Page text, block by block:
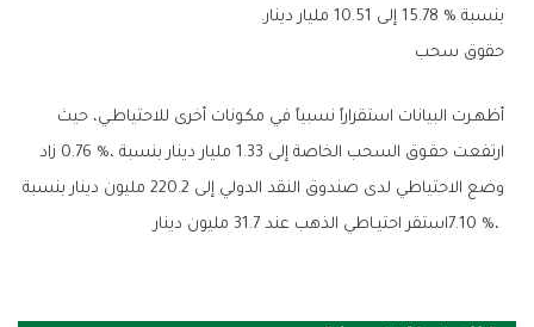
‬بنسبة‭ ‬15‭.‬78‭ % ‬إلى‭ ‬10‭.‬51‭ ‬مليار‭ ‬دينار‭.‬
حقوق‭ ‬سحب‭ ‬
‬7‭.‬10‭ %‬،‭ ‬استقر‭ ‬احتيـاطي‭ ‬الذهب‭ ‬عند‭ ‬31‭.‬7‭ ‬مليون‭ ‬دينار